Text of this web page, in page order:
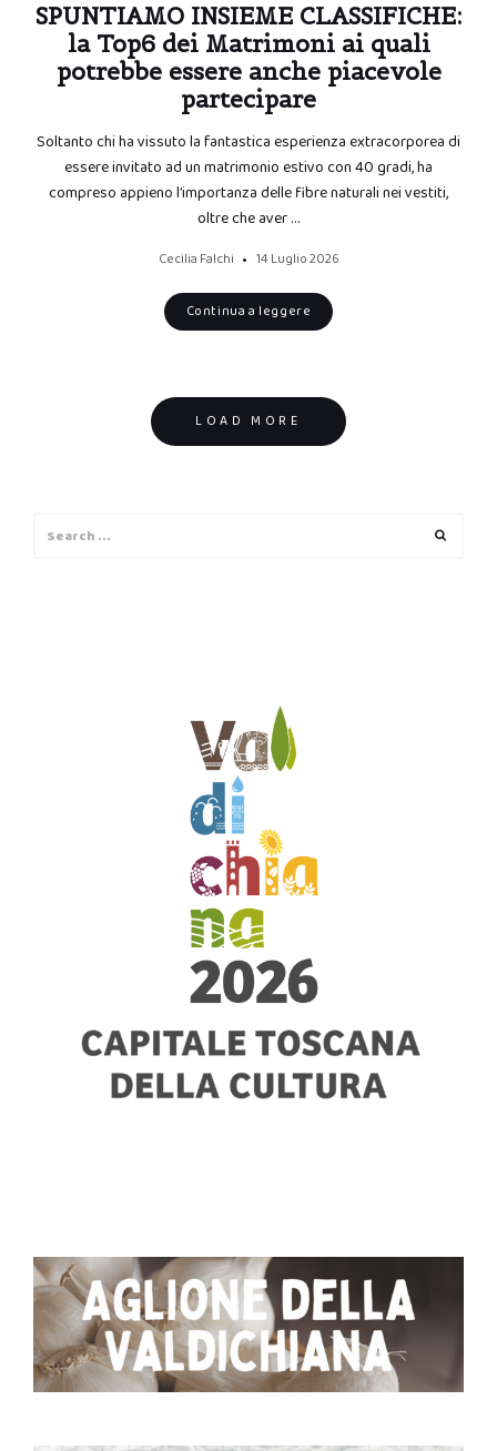
SPUNTIAMO INSIEME CLASSIFICHE:
la Top6 dei Matrimoni ai quali
potrebbe essere anche piacevole
partecipare
Soltanto chi ha vissuto la fantastica esperienza extracorporea di
essere invitato ad un matrimonio estivo con 40 gradi, ha
compreso appieno l’importanza delle fibre naturali nei vestiti,
oltre che aver …
Cecilia Falchi 14 Luglio 2026
Continua a leggere
navigation
LOAD MORE
for: